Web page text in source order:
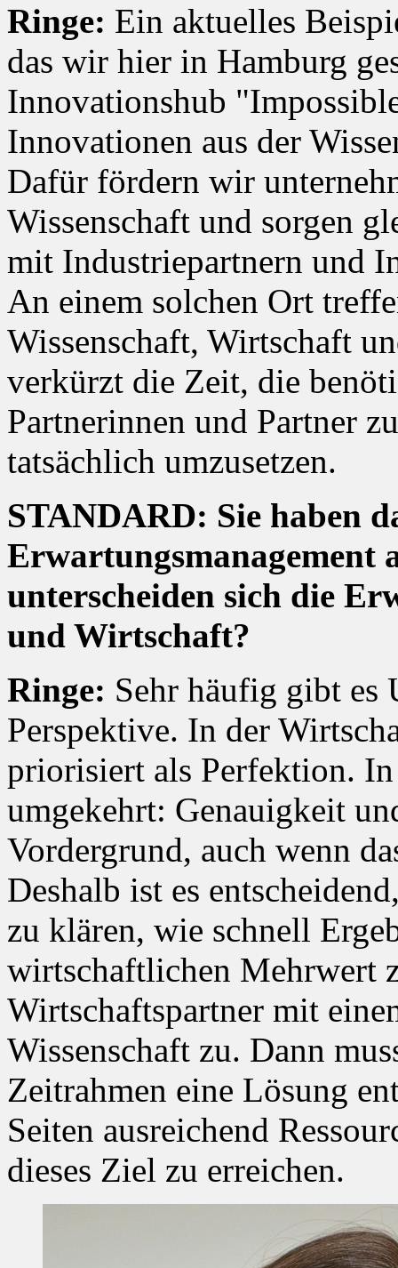
Ringe: Ein aktuelles
das wir hier in Hamburg
Innovationshub
Innovationen aus der
Dafür fördern wir
Wissenschaft und sorgen
mit Industriepartnern und
An einem solchen Ort
Wissenschaft, Wirtschaft
verkürzt die Zeit, die
Partnerinnen und Partner
tatsächlich umzusetzen.
STANDARD: Sie haben
Erwartungsmanagement
unterscheiden sich die
und Wirtschaft?
Ringe: Sehr häufig gibt es
Perspektive. In der
priorisiert als Perfektion.
umgekehrt: Genauigkeit
Vordergrund, auch wenn
Deshalb ist es
zu klären, wie schnell
wirtschaftlichen Mehrwert
Wirtschaftspartner mit
Wissenschaft zu. Dann
Zeitrahmen eine Lösung
Seiten ausreichend
dieses Ziel zu erreichen.